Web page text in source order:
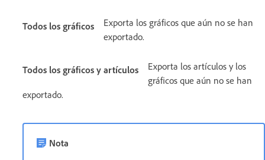
Todos los gráficos
Exporta los gráficos que aún no se han
exportado.
Todos los gráficos y artículos
Exporta los artículos y los
gráficos que aún no se han
exportado.
Nota